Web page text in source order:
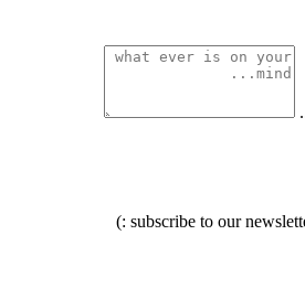
subscribe to our